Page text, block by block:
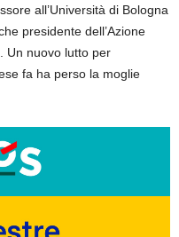
all’Università di Bologna
presidente dell’Azione
Un nuovo lutto per
fa ha perso la moglie